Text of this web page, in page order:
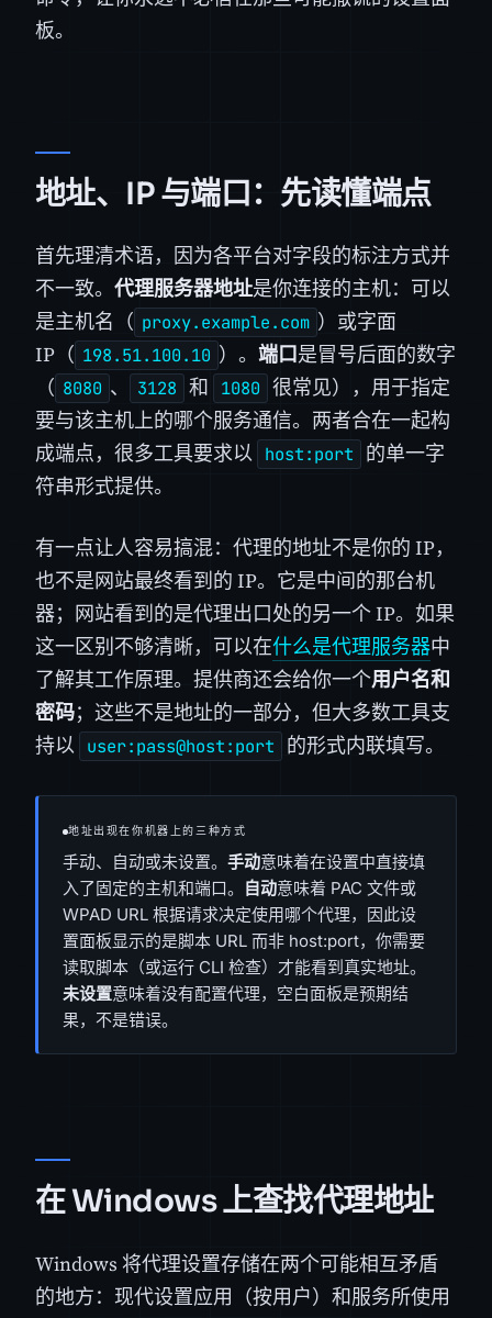
板。
地址、IP 与端口：先读懂端点
首先理清术语，因为各平台对字段的标注方式并
不一致。 代理服务器地址是你连接的主机：可以
是主机名（ proxy.example.com ）或字面
IP（ 198.51.100.10 ）。 端口是冒号后面的数字
（ 8080 、 3128 和 1080 很常见），用于指定
要与该主机上的哪个服务通信。两者合在一起构
成端点，很多工具要求以
host:port
的单一字
符串形式提供。
有一点让人容易搞混：代理的地址不是你的 IP，
也不是网站最终看到的 IP。它是中间的那台机
器；网站看到的是代理出口处的另一个 IP。如果
这一区别不够清晰，可以在什么是代理服务器中
了解其工作原理。提供商还会给你一个用户名和
密码；这些不是地址的一部分，但大多数工具支
持以
user:pass@host:port 的形式内联填写。
地址出现在你机器上的三种方式
手动、自动或未设置。 手动意味着在设置中直接填
入了固定的主机和端口。 自动意味着 PAC 文件或
WPAD URL 根据请求决定使用哪个代理，因此设
置面板显示的是脚本 URL 而非 host:port，你需要
读取脚本（或运行 CLI 检查）才能看到真实地址。
未设置意味着没有配置代理，空白面板是预期结
果，不是错误。
在 Windows 上查找代理地址
Windows 将代理设置存储在两个可能相互矛盾
的地方：现代设置应用（按用户）和服务所使用